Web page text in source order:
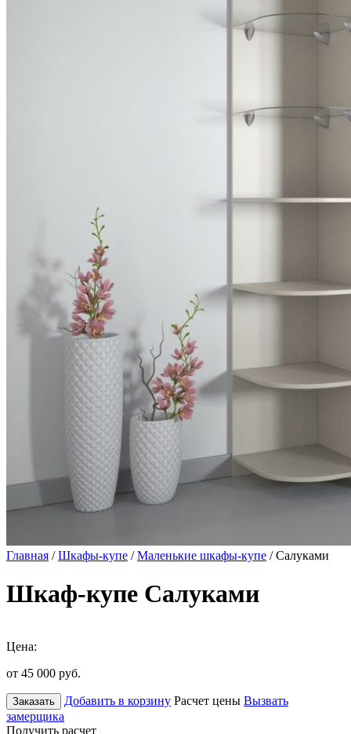
Главная /Шкафы-купе /Маленькие шкафы-купе / Салуками
Шкаф-купе Салуками
Цена:
от 45 000 руб.
Заказать Добавить в корзину Расчет цены Вызвать
замерщика
Получить расчет